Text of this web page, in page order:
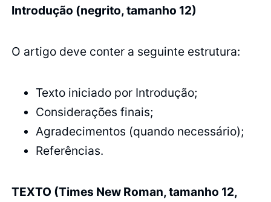
Introdução (negrito, tamanho 12)
O artigo deve conter a seguinte estrutura:
Texto iniciado por Introdução;
Considerações finais;
Agradecimentos (quando necessário);
Referências.
TEXTO (Times New Roman, tamanho 12,